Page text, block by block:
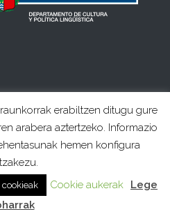
erabiltzen ditugu gure
arabera aztertzeko. Informazio
hemen konfigura
Cookie aukerak
Lege